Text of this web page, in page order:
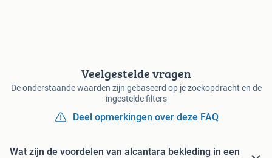
Veelgestelde vragen
De onderstaande waarden zijn gebaseerd op je zoekopdracht en de
ingestelde filters
Deel opmerkingen over deze FAQ
Wat zijn de voordelen van alcantara bekleding in een